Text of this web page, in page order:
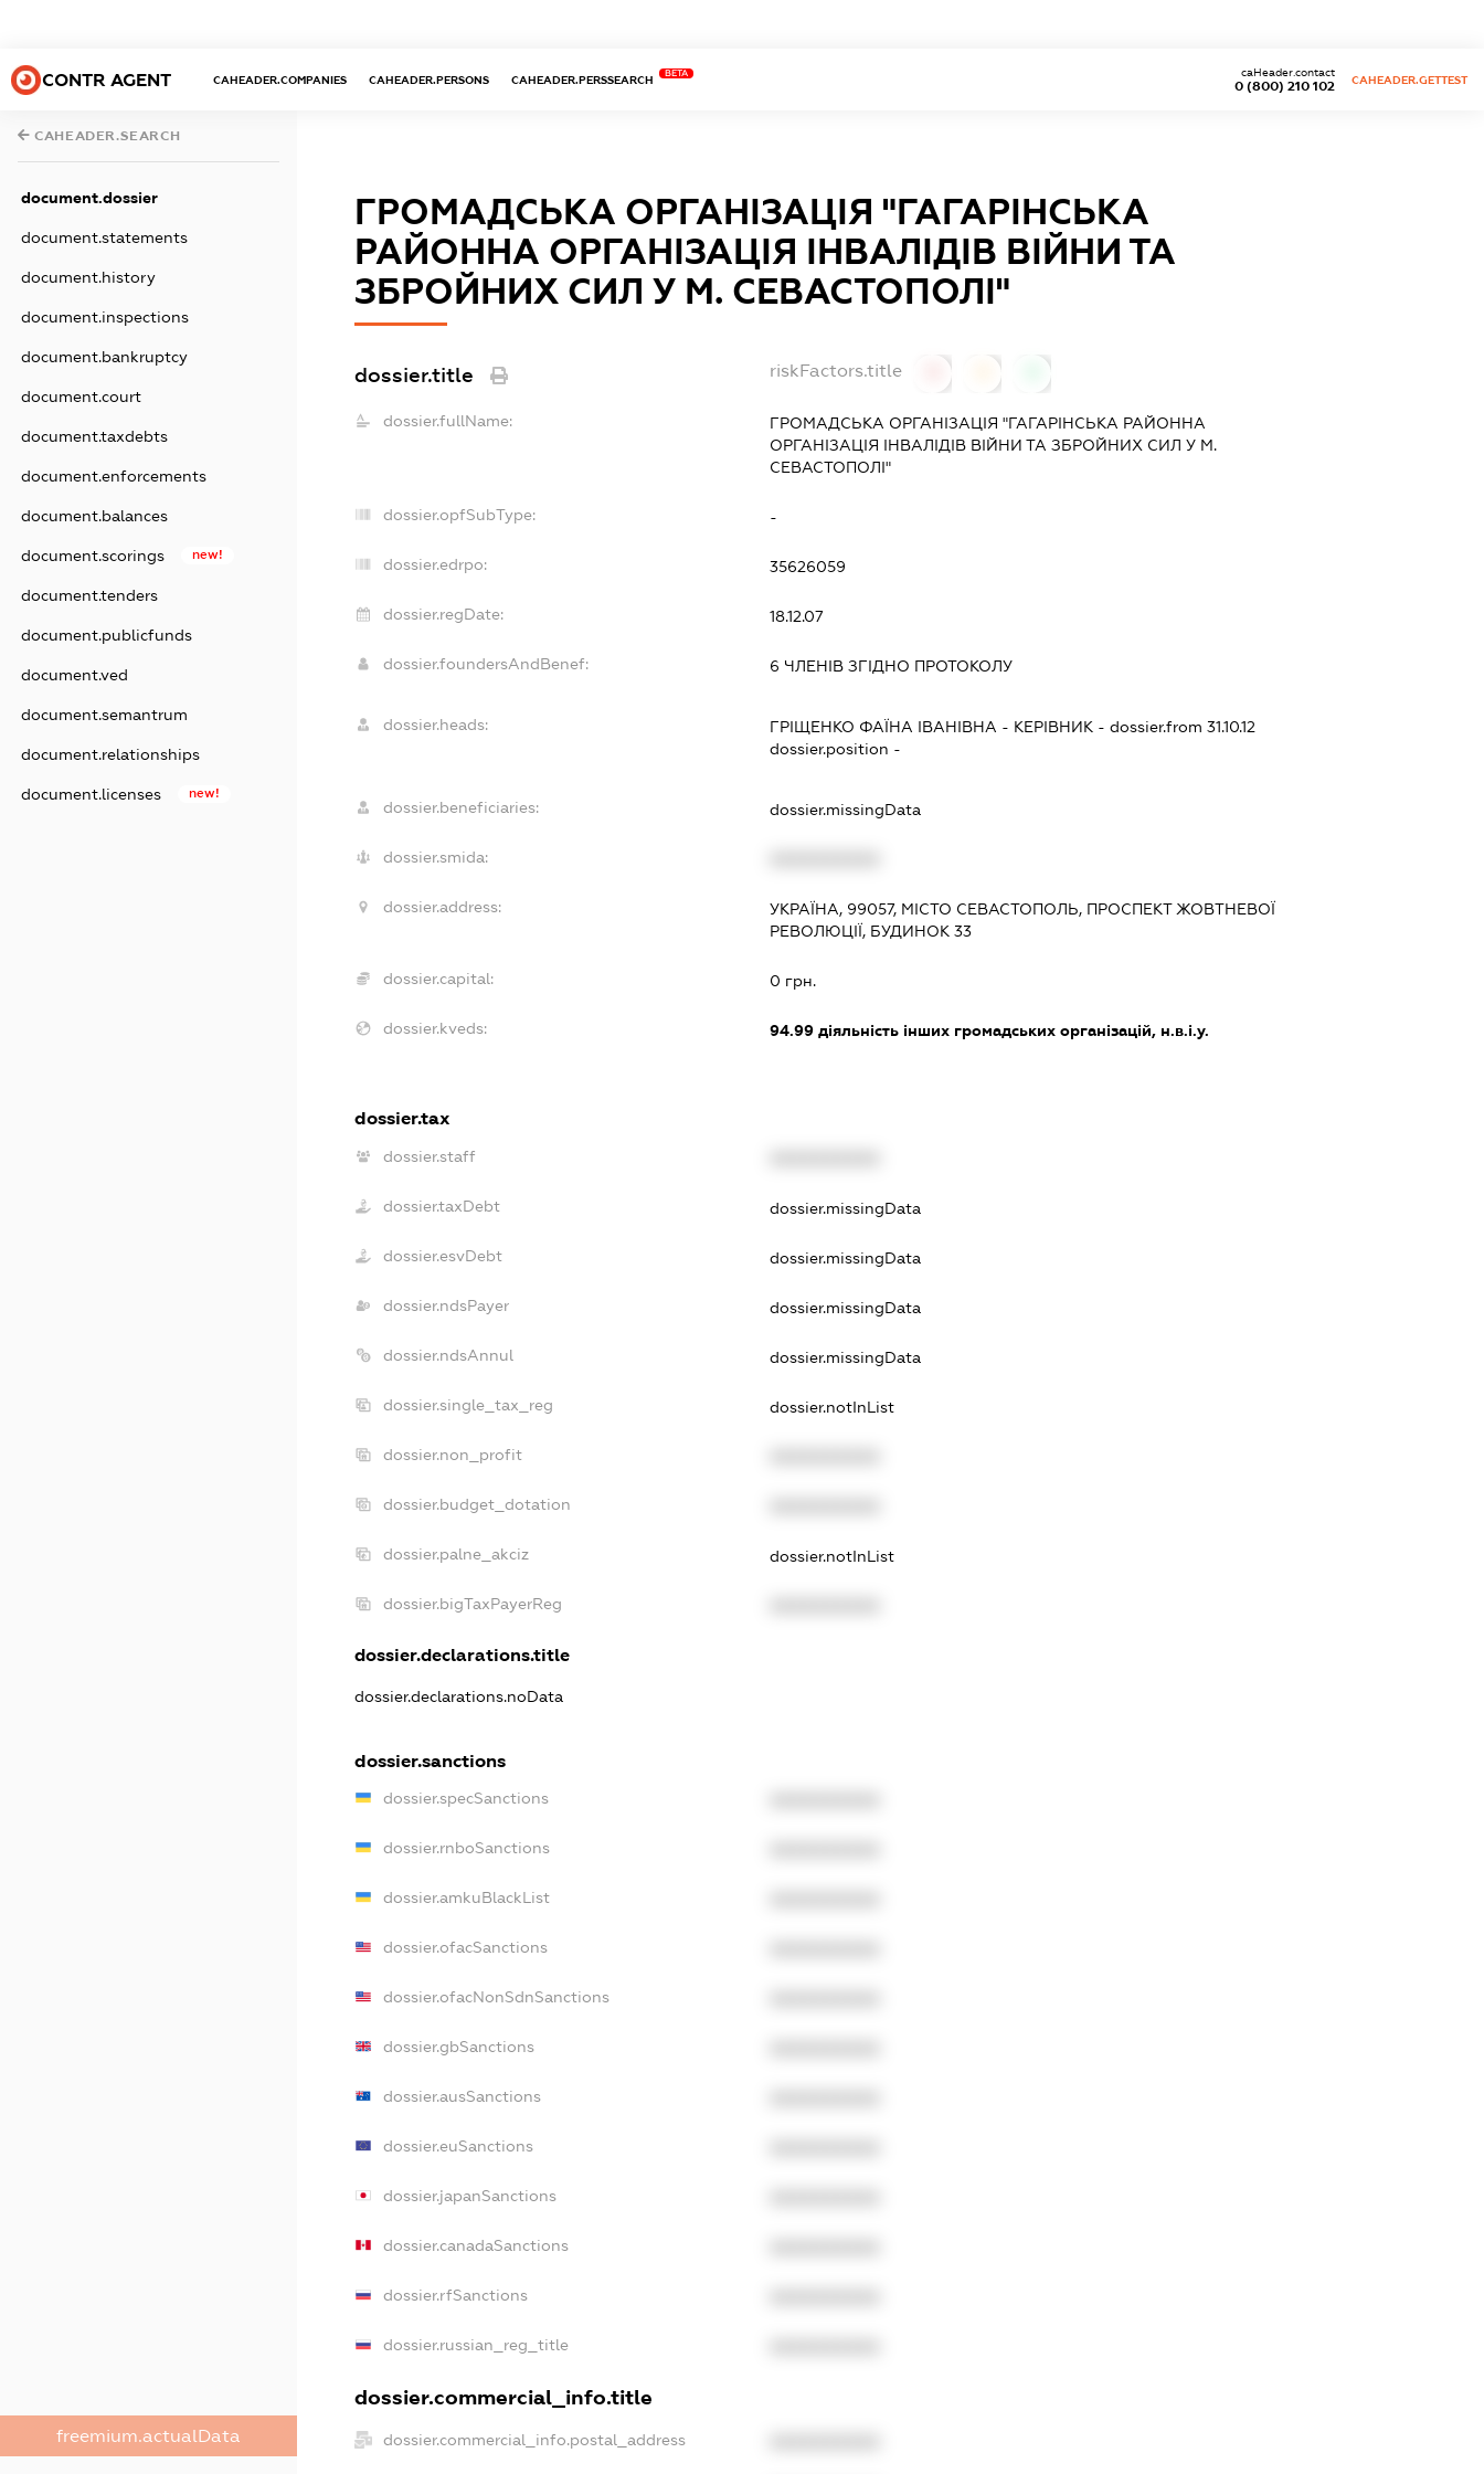
CONTR AGENT CAHEADER.COMPANIES CAHEADER.PERSONS CAHEADER.PERSSEARCH
BETA
0 (800) 210 102
caHeader.contact
CAHEADER.GETTEST
CAHEADER.SEARCH
document.dossier
document.statements
document.history
document.inspections
document.bankruptcy
document.court
document.taxdebts
document.enforcements
document.balances
document.scorings new!
document.tenders
document.publicfunds
document.ved
document.semantrum
document.relationships
document.licenses new!
freemium.actualData
ГРОМАДСЬКА ОРГАНІЗАЦІЯ "ГАГАРІНСЬКА
РАЙОННА ОРГАНІЗАЦІЯ ІНВАЛІДІВ ВІЙНИ ТА
ЗБРОЙНИХ СИЛ У М. СЕВАСТОПОЛІ"
dossier.title riskFactors.title
dossier.fullName:
ГРОМАДСЬКА ОРГАНІЗАЦІЯ "ГАГАРІНСЬКА РАЙОННА
ОРГАНІЗАЦІЯ ІНВАЛІДІВ ВІЙНИ ТА ЗБРОЙНИХ СИЛ У М.
СЕВАСТОПОЛІ"
dossier.opfSubType: -
dossier.edrpo: 35626059
dossier.regDate: 18.12.07
dossier.foundersAndBenef: 6 ЧЛЕНІВ ЗГІДНО ПРОТОКОЛУ
dossier.heads: ГРІЩЕНКО ФАЇНА ІВАНІВНА - КЕРІВНИК - dossier.from 31.10.12
dossier.position -
dossier.beneficiaries: dossier.missingData
dossier.smida:
dossier.address:
УКРАЇНА, 99057, МІСТО СЕВАСТОПОЛЬ, ПРОСПЕКТ ЖОВТНЕВОЇ
РЕВОЛЮЦІЇ, БУДИНОК 33
dossier.capital: 0 грн.
dossier.kveds: 94.99 діяльність інших громадських організацій, н.в.і.у.
dossier.tax
dossier.staff
dossier.taxDebt dossier.missingData
dossier.esvDebt dossier.missingData
dossier.ndsPayer dossier.missingData
dossier.ndsAnnul dossier.missingData
dossier.single_tax_reg dossier.notInList
dossier.non_profit
dossier.budget_dotation
dossier.palne_akciz dossier.notInList
dossier.bigTaxPayerReg
dossier.declarations.title
dossier.declarations.noData
dossier.sanctions
dossier.specSanctions
dossier.rnboSanctions
dossier.amkuBlackList
dossier.ofacSanctions
dossier.ofacNonSdnSanctions
dossier.gbSanctions
dossier.ausSanctions
dossier.euSanctions
dossier.japanSanctions
dossier.canadaSanctions
dossier.rfSanctions
dossier.russian_reg_title
dossier.commercial_info.title
dossier.commercial_info.postal_address